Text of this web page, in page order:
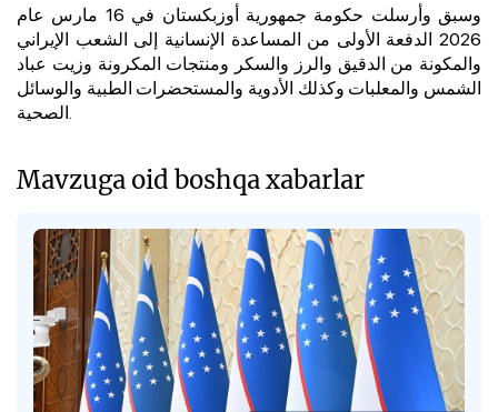
وسبق وأرسلت حكومة جمهورية أوزبكستان في 16 مارس عام
2026 الدفعة الأولى من المساعدة الإنسانية إلى الشعب الإيراني
والمكونة من الدقيق والرز والسكر ومنتجات المكرونة وزيت عباد
الشمس والمعلبات وكذلك الأدوية والمستحضرات الطبية والوسائل
الصحية.
Mavzuga oid boshqa xabarlar